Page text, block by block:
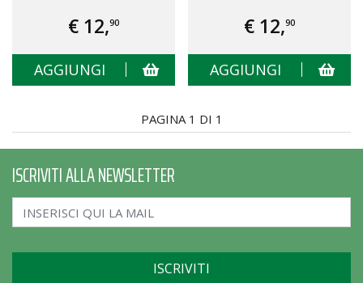
€ 12,90
AGGIUNGI
€ 12,90
AGGIUNGI
PAGINA 1 DI 1
ISCRIVITI ALLA NEWSLETTER